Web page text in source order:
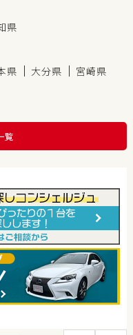
県
県 大分県
宮崎県
覧